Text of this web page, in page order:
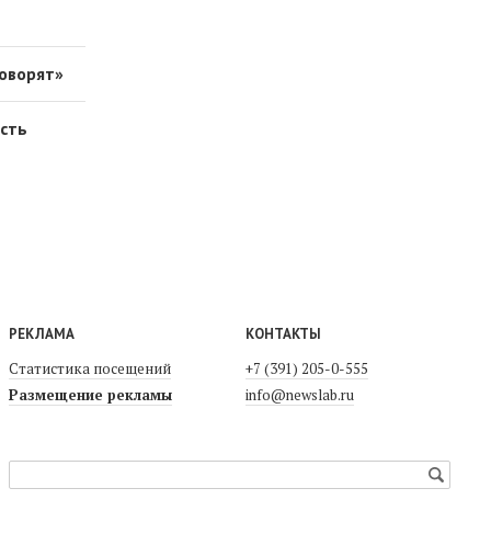
РЕКЛАМА
Статистика посещений
Размещение рекламы
КОНТАКТЫ
+7 (391) 205-0-555
info@newslab.ru